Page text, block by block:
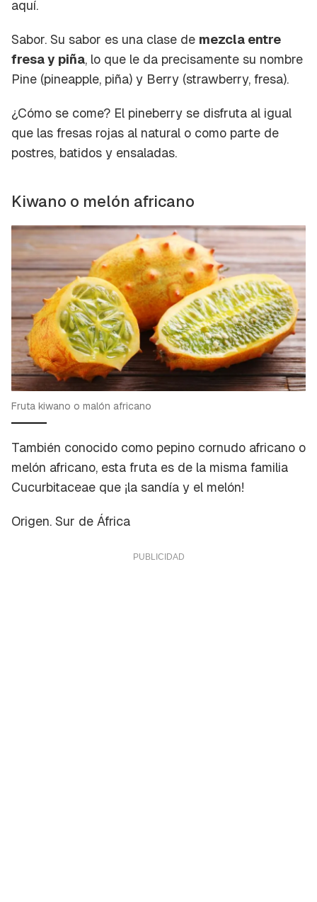
aquí.
Sabor. Su sabor es una clase de mezcla entre
fresa y piña, lo que le da precisamente su nombre
Pine (pineapple, piña) y Berry (strawberry, fresa).
¿Cómo se come? El pineberry se disfruta al igual
que las fresas rojas al natural o como parte de
postres, batidos y ensaladas.
Kiwano o melón africano
Fruta kiwano o malón africano
También conocido como pepino cornudo africano o
melón africano, esta fruta es de la misma familia
Cucurbitaceae que ¡la sandía y el melón!
Origen. Sur de África